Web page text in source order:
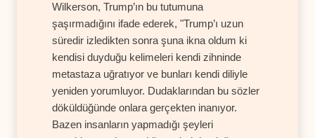
Wilkerson, Trump’ın bu tutumuna
şaşırmadığını ifade ederek, "Trump’ı uzun
süredir izledikten sonra şuna ikna oldum ki
kendisi duyduğu kelimeleri kendi zihninde
metastaza uğratıyor ve bunları kendi diliyle
yeniden yorumluyor. Dudaklarından bu sözler
döküldüğünde onlara gerçekten inanıyor.
Bazen insanların yapmadığı şeyleri